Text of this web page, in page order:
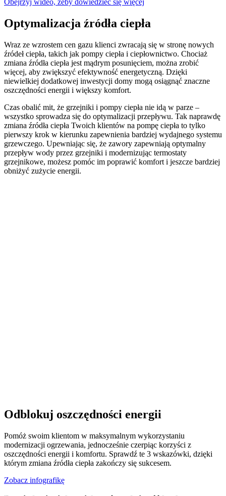
Obejrzyj wideo, żeby dowiedzieć się więcej
Optymalizacja źródła ciepła
Wraz ze wzrostem cen gazu klienci zwracają się w stronę nowych
źródeł ciepła, takich jak pompy ciepła i ciepłownictwo. Chociaż
zmiana źródła ciepła jest mądrym posunięciem, można zrobić
więcej, aby zwiększyć efektywność energetyczną. Dzięki
niewielkiej dodatkowej inwestycji domy mogą osiągnąć znaczne
oszczędności energii i większy komfort.
Czas obalić mit, że grzejniki i pompy ciepła nie idą w parze –
wszystko sprowadza się do optymalizacji przepływu. Tak naprawdę
zmiana źródła ciepła Twoich klientów na pompę ciepła to tylko
pierwszy krok w kierunku zapewnienia bardziej wydajnego systemu
grzewczego. Upewniając się, że zawory zapewniają optymalny
przepływ wody przez grzejniki i modernizując termostaty
grzejnikowe, możesz pomóc im poprawić komfort i jeszcze bardziej
obniżyć zużycie energii.
Odblokuj oszczędności energii
Pomóż swoim klientom w maksymalnym wykorzystaniu
modernizacji ogrzewania, jednocześnie czerpiąc korzyści z
oszczędności energii i komfortu. Sprawdź te 3 wskazówki, dzięki
którym zmiana źródła ciepła zakończy się sukcesem.
Zobacz infografikę